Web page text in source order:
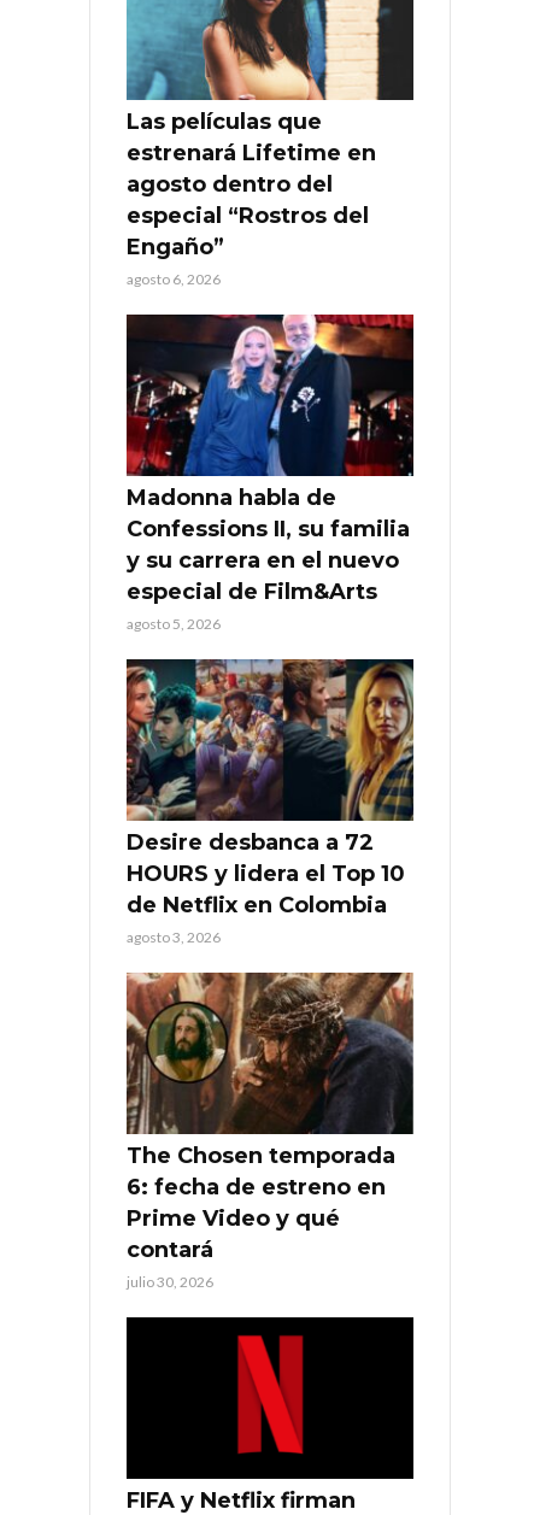
Las películas que
estrenará Lifetime en
agosto dentro del
especial “Rostros del
Engaño”
agosto 6, 2026
Madonna habla de
Confessions II, su familia
y su carrera en el nuevo
especial de Film&Arts
agosto 5, 2026
Desire desbanca a 72
HOURS y lidera el Top 10
de Netflix en Colombia
agosto 3, 2026
The Chosen temporada
6: fecha de estreno en
Prime Video y qué
contará
julio 30, 2026
FIFA y Netflix firman